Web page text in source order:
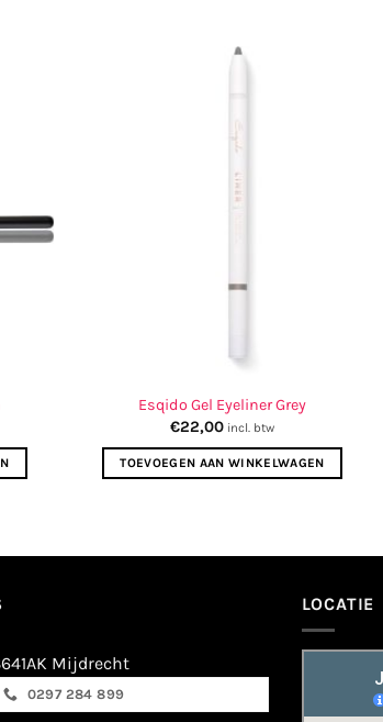
Esqido Gel Eyeliner Grey
€22,00 incl. btw
TOEVOEGEN AAN WINKELWAGEN
Mijdrecht
0297 284 899
LOCATIE